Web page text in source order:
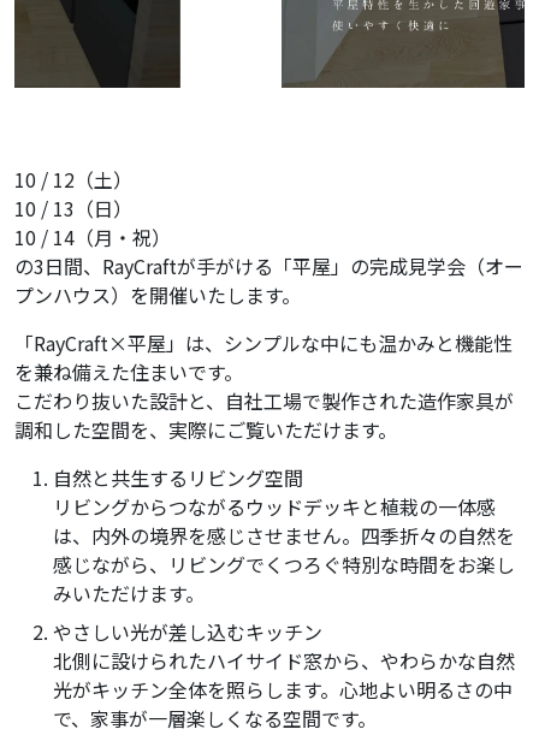
10 / 12（土）
10 / 13（日）
10 / 14（月・祝）
の3日間、RayCraftが手がける「平屋」の完成見学会（オー
プンハウス）を開催いたします。
「RayCraft×平屋」は、シンプルな中にも温かみと機能性
を兼ね備えた住まいです。
こだわり抜いた設計と、自社工場で製作された造作家具が
調和した空間を、実際にご覧いただけます。
自然と共生するリビング空間
リビングからつながるウッドデッキと植栽の一体感
は、内外の境界を感じさせません。四季折々の自然を
感じながら、リビングでくつろぐ特別な時間をお楽し
みいただけます。
やさしい光が差し込むキッチン
北側に設けられたハイサイド窓から、やわらかな自然
光がキッチン全体を照らします。心地よい明るさの中
で、家事が一層楽しくなる空間です。